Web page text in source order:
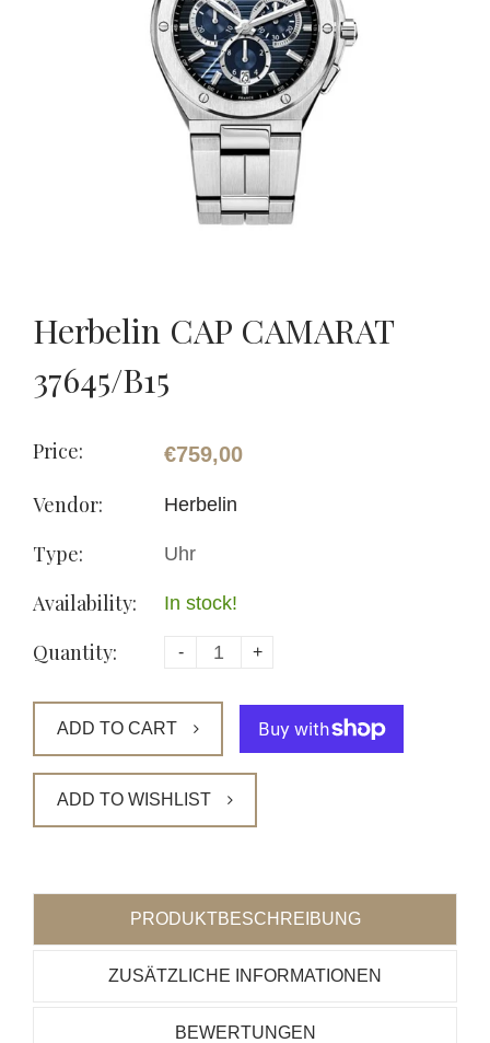
Herbelin CAP CAMARAT
37645/B15
Price: €759,00
Vendor: Herbelin
Type: Uhr
Availability: In stock!
Quantity: - +
ADD TO CART
ADD TO WISHLIST
PRODUKTBESCHREIBUNG
ZUSÄTZLICHE INFORMATIONEN
BEWERTUNGEN